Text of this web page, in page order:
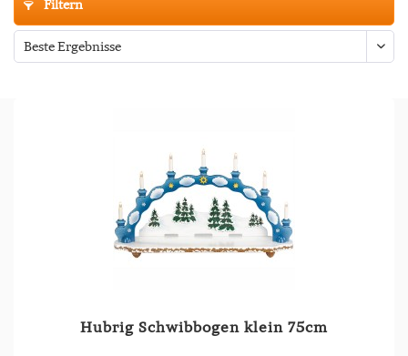
Filtern
Hubrig Schwibbogen klein 75cm